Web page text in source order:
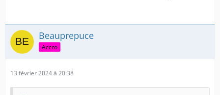
Beauprepuce
Accro
13 février 2024 à 20:38